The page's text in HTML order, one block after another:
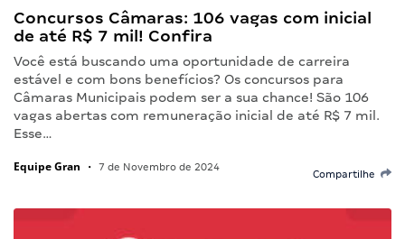
Concursos Câmaras: 106 vagas com inicial
de até R$ 7 mil! Confira
Você está buscando uma oportunidade de carreira
estável e com bons benefícios? Os concursos para
Câmaras Municipais podem ser a sua chance! São 106
vagas abertas com remuneração inicial de até R$ 7 mil.
Esse…
Equipe Gran • 7 de Novembro de 2024
Compartilhe